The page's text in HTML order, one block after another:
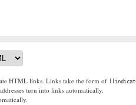
HTML links. Links take the form of
turn into links automatically.